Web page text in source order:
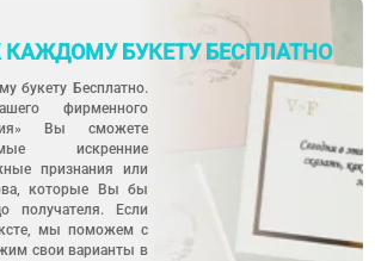
КАЖДОМУ БУКЕТУ БЕСПЛАТНО
букету Бесплатно.
фирменного
Вы сможете
искренние
признания или
которые Вы бы
получателя. Если
мы поможем с
свои варианты в